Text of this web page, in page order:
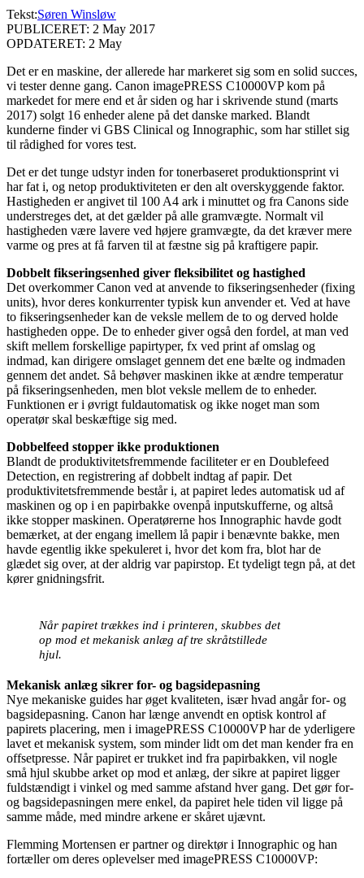
Tekst:Søren Winsløw
PUBLICERET: 2 May 2017
OPDATERET: 2 May
Det er en maskine, der allerede har markeret sig som en solid succes,
vi tester denne gang. Canon imagePRESS C10000VP kom på
markedet for mere end et år siden og har i skrivende stund (marts
2017) solgt 16 enheder alene på det danske marked. Blandt
kunderne finder vi GBS Clinical og Innographic, som har stillet sig
til rådighed for vores test.
Det er det tunge udstyr inden for tonerbaseret produktionsprint vi
har fat i, og netop produktiviteten er den alt overskyggende faktor.
Hastigheden er angivet til 100 A4 ark i minuttet og fra Canons side
understreges det, at det gælder på alle gramvægte. Normalt vil
hastigheden være lavere ved højere gramvægte, da det kræver mere
varme og pres at få farven til at fæstne sig på kraftigere papir.
Dobbelt fikseringsenhed giver fleksibilitet og hastighed
Det overkommer Canon ved at anvende to fikseringsenheder (fixing
units), hvor deres konkurrenter typisk kun anvender et. Ved at have
to fikseringsenheder kan de veksle mellem de to og derved holde
hastigheden oppe. De to enheder giver også den fordel, at man ved
skift mellem forskellige papirtyper, fx ved print af omslag og
indmad, kan dirigere omslaget gennem det ene bælte og indmaden
gennem det andet. Så behøver maskinen ikke at ændre temperatur
på fikseringsenheden, men blot veksle mellem de to enheder.
Funktionen er i øvrigt fuldautomatisk og ikke noget man som
operatør skal beskæftige sig med.
Dobbelfeed stopper ikke produktionen
Blandt de produktivitetsfremmende faciliteter er en Doublefeed
Detection, en registrering af dobbelt indtag af papir. Det
produktivitetsfremmende består i, at papiret ledes automatisk ud af
maskinen og op i en papirbakke ovenpå inputskufferne, og altså
ikke stopper maskinen. Operatørerne hos Innographic havde godt
bemærket, at der engang imellem lå papir i benævnte bakke, men
havde egentlig ikke spekuleret i, hvor det kom fra, blot har de
glædet sig over, at der aldrig var papirstop. Et tydeligt tegn på, at det
kører gnidningsfrit.
Når papiret trækkes ind i printeren, skubbes det
op mod et mekanisk anlæg af tre skråtstillede
hjul.
Mekanisk anlæg sikrer for- og bagsidepasning
Nye mekaniske guides har øget kvaliteten, især hvad angår for- og
bagsidepasning. Canon har længe anvendt en optisk kontrol af
papirets placering, men i imagePRESS C10000VP har de yderligere
lavet et mekanisk system, som minder lidt om det man kender fra en
offsetpresse. Når papiret er trukket ind fra papirbakken, vil nogle
små hjul skubbe arket op mod et anlæg, der sikre at papiret ligger
fuldstændigt i vinkel og med samme afstand hver gang. Det gør for-
og bagsidepasningen mere enkel, da papiret hele tiden vil ligge på
samme måde, med mindre arkene er skåret ujævnt.
Flemming Mortensen er partner og direktør i Innographic og han
fortæller om deres oplevelser med imagePRESS C10000VP: